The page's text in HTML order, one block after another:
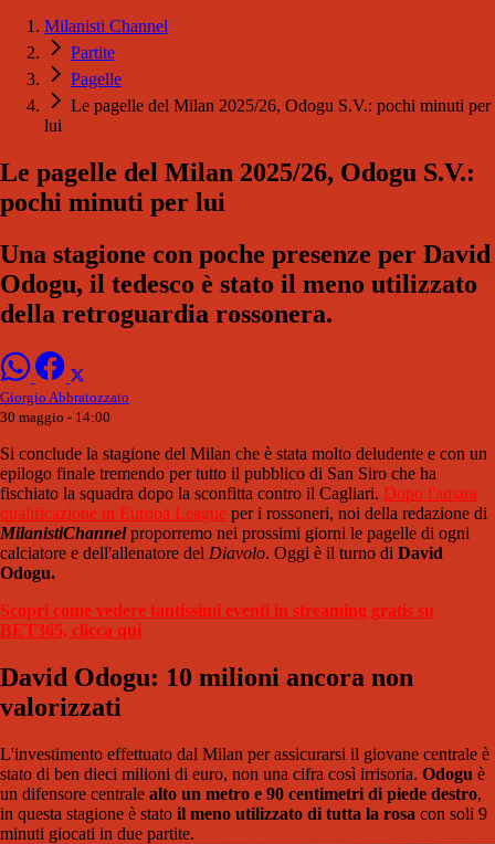
Milanisti Channel
Partite
Pagelle
Le pagelle del Milan 2025/26, Odogu S.V.: pochi minuti per
lui
Le pagelle del Milan 2025/26, Odogu S.V.:
pochi minuti per lui
Una stagione con poche presenze per David
Odogu, il tedesco è stato il meno utilizzato
della retroguardia rossonera.
Giorgio Abbratozzato
30 maggio - 14:00
Si conclude la stagione del Milan che è stata molto deludente e con un
epilogo finale tremendo per tutto il pubblico di San Siro che ha
fischiato la squadra dopo la sconfitta contro il Cagliari. Dopo l'amara
qualificazione in Europa League per i rossoneri, noi della redazione di
MilanistiChannel proporremo nei prossimi giorni le pagelle di ogni
calciatore e dell'allenatore del Diavolo. Oggi è il turno di David
Odogu.
Scopri come vedere tantissimi eventi in streaming gratis su
BET365, clicca qui
David Odogu: 10 milioni ancora non
valorizzati
L'investimento effettuato dal Milan per assicurarsi il giovane centrale è
stato di ben dieci milioni di euro, non una cifra così irrisoria. Odogu è
un difensore centrale alto un metro e 90 centimetri di piede destro,
in questa stagione è stato il meno utilizzato di tutta la rosa con soli 9
minuti giocati in due partite.